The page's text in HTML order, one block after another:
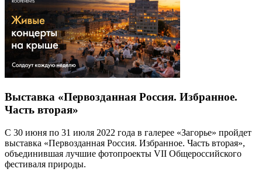
Выставка «Первозданная Россия. Избранное.
Часть вторая»
С 30 июня по 31 июля 2022 года в галерее «Загорье» пройдет
выставка «Первозданная Россия. Избранное. Часть вторая»,
объединившая лучшие фотопроекты VII Общероссийского
фестиваля природы.